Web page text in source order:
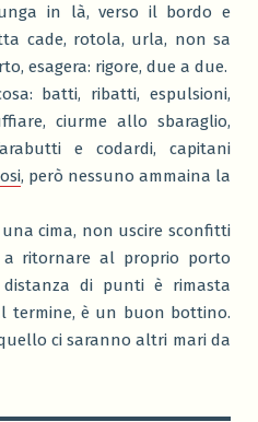
in là, verso il bordo e
cade, rotola, urla, non sa
esagera: rigore, due a due.
batti, ribatti, espulsioni,
ciurme allo sbaraglio,
e codardi, capitani
, però nessuno ammaina la
cima, non uscire sconfitti
ritornare al proprio porto
di punti è rimasta
termine, è un buon bottino.
ci saranno altri mari da